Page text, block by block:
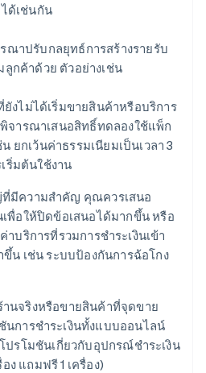
ด้เช่นกัน
าปรับกลยุทธ์การสร้างรายรับ
ลูกค้าด้วย ตัวอย่างเช่น
ยังไม่ได้เริ่มขายสินค้าหรือบริการ
จารณาเสนอสิทธิ์ทดลองใช้แพ็ก
ยกเว้นค่าธรรมเนียมเป็นเวลา 3
ริ่มต้นใช้งาน
มีความสำคัญ คุณควรเสนอ
พื่อให้ปิดข้อเสนอได้มากขึ้น หรือ
บริการที่รวมการชำระเงินเข้า
น เช่น ระบบป้องกันการฉ้อโกง
นจริงหรือขายสินค้าที่จุดขาย
การชำระเงินทั้งแบบออนไลน์
รโมชันเกี่ยวกับอุปกรณ์ชำระเงิน
ง แถมฟรี 1 เครื่อง)